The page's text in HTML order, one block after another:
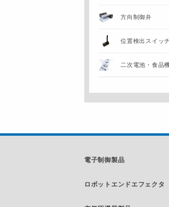
方向制御弁
位置検出スイッチ
二次電池・食品
電子制御製品
ロボットエンドエフェクタ